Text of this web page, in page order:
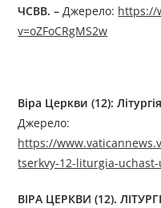
ЧСВВ.–Джерелo: https://
v=oZFoCRgMS2w
Віра Церкви (12):
Джерелo:
https://
tserkvy-12-liturgia-
ВІРА ЦЕРКВИ (12).